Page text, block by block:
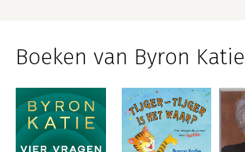
Boeken van Byron Katie